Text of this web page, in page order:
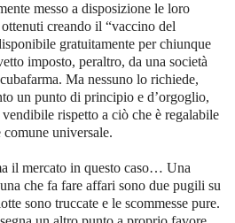
messo a disposizione le loro
creando il “vaccino del
gratuitamente per chiunque
imposto, peraltro, da una società
Ma nessuno lo richiede,
un punto di principio e d’orgoglio,
rispetto a ciò che è regalabile
comune universale.
il mercato in questo caso… Una
che fa fare affari sono due pugili su
sono truccate e le scommesse pure.